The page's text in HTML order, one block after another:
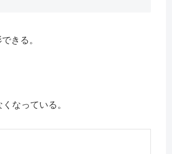
きる。
なっている。